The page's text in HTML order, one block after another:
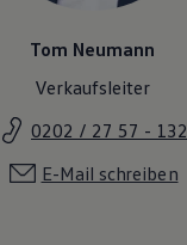
Tom Neumann
Verkaufsleiter
0202 / 27 57 - 132
E-Mail schreiben